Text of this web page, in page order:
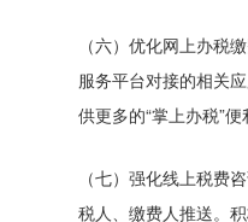
（六）优化网上办税缴
服务平台对接的相关
供更多的“掌上办税”便
（七）强化线上税费咨
税人、缴费人推送。